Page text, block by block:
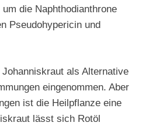
die Naphthodianthrone
Pseudohypericin und
als Alternative
eingenommen. Aber
ist die Heilpflanze eine
lässt sich Rotöl